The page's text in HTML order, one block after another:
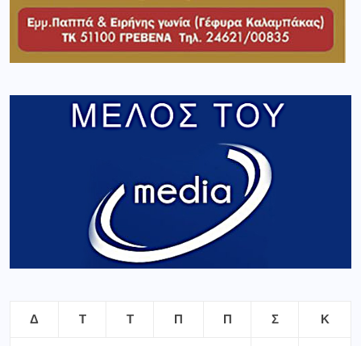
Δ Τ Τ Π Π Σ Κ